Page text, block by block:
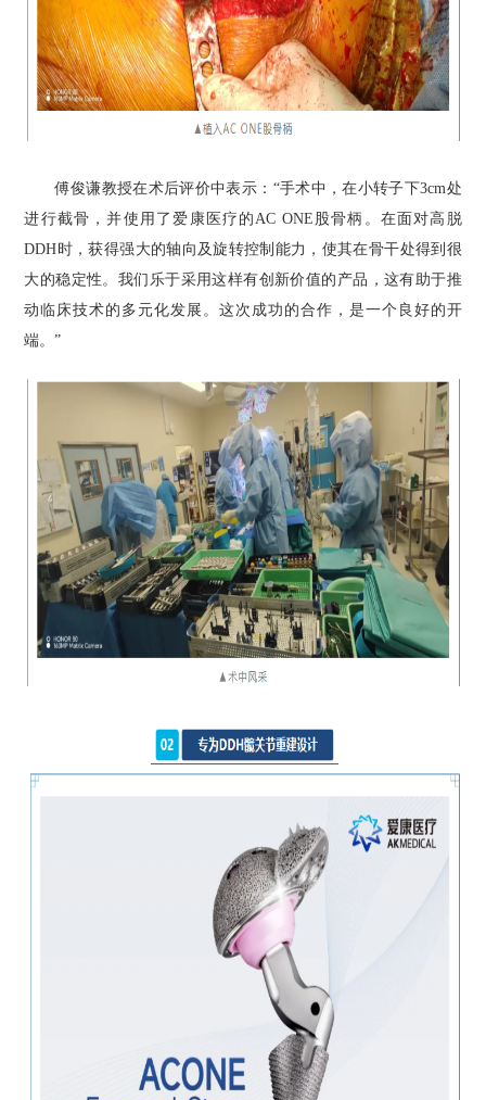
傅俊谦教授在术后评价中表示：“手术中，在小转子下3cm处
进行截骨，并使用了爱康医疗的AC ONE股骨柄。在面对高脱
DDH时，获得强大的轴向及旋转控制能力，使其在骨干处得到很
大的稳定性。我们乐于采用这样有创新价值的产品，这有助于推
动临床技术的多元化发展。这次成功的合作，是一个良好的开
端。”